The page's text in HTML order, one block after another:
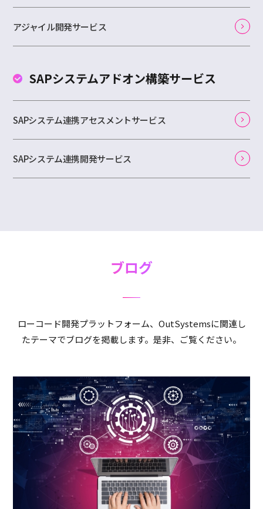
アジャイル開発サービス
SAPシステムアドオン構築サービス
SAPシステム連携アセスメントサービス
SAPシステム連携開発サービス
ブログ
ローコード開発プラットフォーム、OutSystemsに関連し
たテーマでブログを掲載します。是非、ご覧ください。